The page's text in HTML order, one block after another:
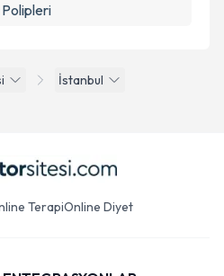
İstanbul
TerapiOnline Diyet